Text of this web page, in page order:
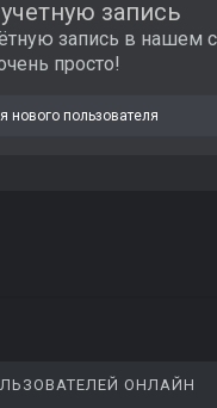
запись
запись в нашем
просто!
нового пользователя
ОНЛАЙН